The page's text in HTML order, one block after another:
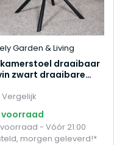
Garden & Living
draaibaar
zwart draaibare
Vergelijk
voorraad
- Vóór 21:00
morgen geleverd!*